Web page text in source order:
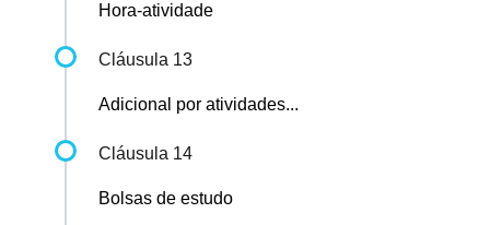
Hora-atividade
Cláusula 13
Adicional por atividades...
Cláusula 14
Bolsas de estudo